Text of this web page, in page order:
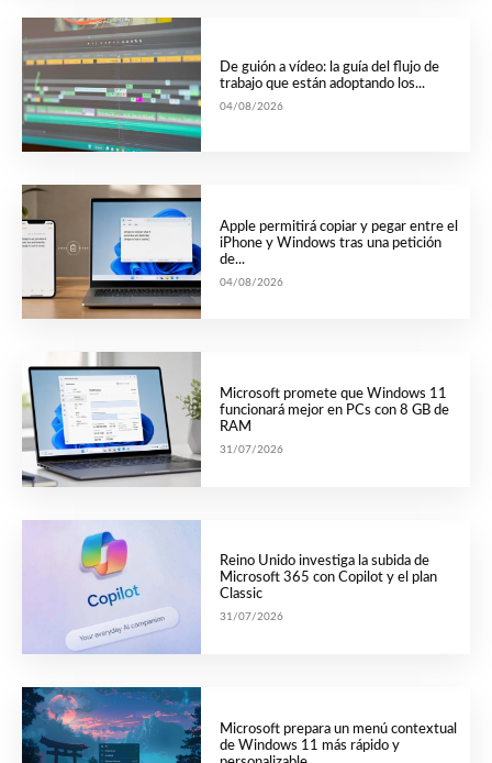
De guión a vídeo: la guía del flujo de
trabajo que están adoptando los...
04/08/2026
Apple permitirá copiar y pegar entre el
iPhone y Windows tras una petición
de...
04/08/2026
Microsoft promete que Windows 11
funcionará mejor en PCs con 8 GB de
RAM
31/07/2026
Reino Unido investiga la subida de
Microsoft 365 con Copilot y el plan
Classic
31/07/2026
Microsoft prepara un menú contextual
de Windows 11 más rápido y